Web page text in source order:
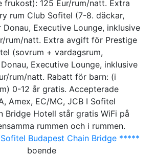
frukost): 125 Eur/rum/natt. Extra
rum Club Sofitel (7-8. däckar,
Donau, Executive Lounge, inklusive
rum/natt. Extra avgift för Prestige
(sovrum + vardagsrum,
Executive Lounge, inklusive
rum/natt. Rabatt för barn: (i
0-12 år gratis. Accepterade
Amex, EC/MC, JCB I Sofitel
Bridge Hotell står gratis WiFi på
rummen och i rummen.
Budapest Chain Bridge *****
boende